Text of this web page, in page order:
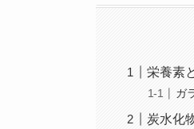
栄養素
ガ
炭水化